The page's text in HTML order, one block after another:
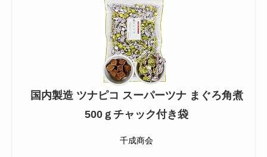
国内製造 ツナピコ スーパーツナ まぐろ角煮
500ｇチャック付き袋
千成商会